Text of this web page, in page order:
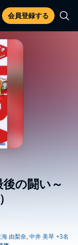
会員登録する
の闘い～